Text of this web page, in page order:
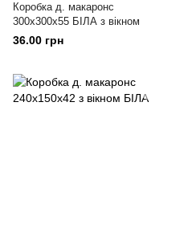
Коробка д. макаронс
300х300х55 БІЛА з вікном
36.00 грн